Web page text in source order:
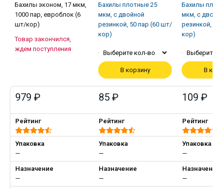
Бахилы эконом, 17 мкм,
1000 пар, евроблок (6
шт/кор)
Товар закончился,
ждем поступления
Бахилы плотные 25
мкм, с двойной
резинкой, 50 пар (60 шт/
кор)
Выберите кол-во
В корзину
Бахилы
мкм, с
резинкой,
кор)
Выберите
В
979 ₽ 85 ₽ 109 ₽
Рейтинг Рейтинг Рейтинг
Упаковка
—
Упаковка
—
Упаковка
—
Назначение
—
Назначение
—
Назначение
—